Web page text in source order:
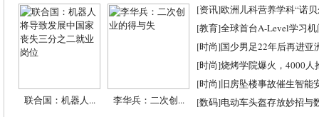
联合国：机器人... 李华兵：二次创...
[资讯]欧洲儿科营养学科“诺
[教育]全球首台A-Level学习
[时尚]国少男足22年后再进亚
[时尚]烧烤学院爆火，4000人
[时尚]旧房坠楼事故催生智能
[数码]电动车头盔存放妙招与